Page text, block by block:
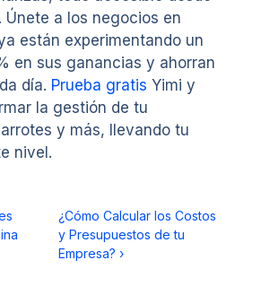
a los negocios en
están experimentando un
en sus ganancias y ahorran
día. Prueba gratis Yimi y
la gestión de tu
y más, llevando tu
nivel.
¿Cómo Calcular los Costos
y Presupuestos de tu
Empresa? ›